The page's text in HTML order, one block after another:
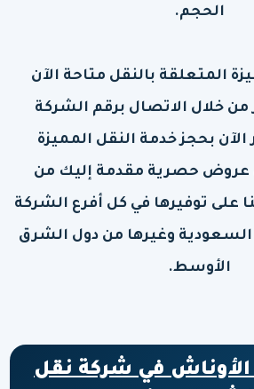
الحجم.
المتعلقة بالنقل متاحة الآن
خلال الاتصال برقم الشركة
بادر الآن بحجز خدمة النقل المميزة
عروض حصرية مقدمة إليك من
على توفيرها في كل أفرع الشركة
السعودية وغيرها من دول الشرق
الأوسط.
الأوناش في شركة نقل